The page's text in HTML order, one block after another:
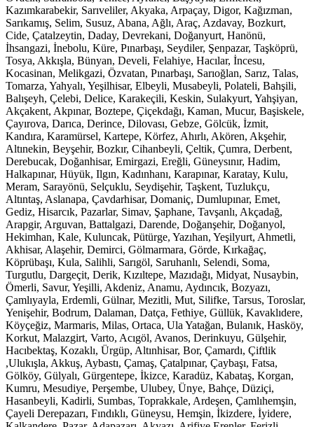
Kazımkarabekir, Sarıveliler, Akyaka, Arpaçay, Digor, Kağızman,
Sarıkamış, Selim, Susuz, Abana, Ağlı, Araç, Azdavay, Bozkurt,
Cide, Çatalzeytin, Daday, Devrekani, Doğanyurt, Hanönü,
İhsangazi, İnebolu, Küre, Pınarbaşı, Seydiler, Şenpazar, Taşköprü,
Tosya, Akkışla, Bünyan, Develi, Felahiye, Hacılar, İncesu,
Kocasinan, Melikgazi, Özvatan, Pınarbaşı, Sarıoğlan, Sarız, Talas,
Tomarza, Yahyalı, Yeşilhisar, Elbeyli, Musabeyli, Polateli, Bahşili,
Balışeyh, Çelebi, Delice, Karakeçili, Keskin, Sulakyurt, Yahşiyan,
Akçakent, Akpınar, Boztepe, Çiçekdağı, Kaman, Mucur, Başiskele,
Çayırova, Darıca, Derince, Dilovası, Gebze, Gölcük, İzmit,
Kandıra, Karamürsel, Kartepe, Körfez, Ahırlı, Akören, Akşehir,
Altınekin, Beyşehir, Bozkır, Cihanbeyli, Çeltik, Çumra, Derbent,
Derebucak, Doğanhisar, Emirgazi, Ereğli, Güneysınır, Hadim,
Halkapınar, Hüyük, Ilgın, Kadınhanı, Karapınar, Karatay, Kulu,
Meram, Sarayönü, Selçuklu, Seydişehir, Taşkent, Tuzlukçu,
Altıntaş, Aslanapa, Çavdarhisar, Domaniç, Dumlupınar, Emet,
Gediz, Hisarcık, Pazarlar, Simav, Şaphane, Tavşanlı, Akçadağ,
Arapgir, Arguvan, Battalgazi, Darende, Doğanşehir, Doğanyol,
Hekimhan, Kale, Kuluncak, Pütürge, Yazıhan, Yeşilyurt, Ahmetli,
Akhisar, Alaşehir, Demirci, Gölmarmara, Görde, Kırkağaç,
Köprübaşı, Kula, Salihli, Sarıgöl, Saruhanlı, Selendi, Soma,
Turgutlu, Dargeçit, Derik, Kızıltepe, Mazıdağı, Midyat, Nusaybin,
Ömerli, Savur, Yeşilli, Akdeniz, Anamu, Aydıncık, Bozyazı,
Çamlıyayla, Erdemli, Gülnar, Mezitli, Mut, Silifke, Tarsus, Toroslar,
Yenişehir, Bodrum, Dalaman, Datça, Fethiye, Güllük, Kavaklıdere,
Köyçeğiz, Marmaris, Milas, Ortaca, Ula Yatağan, Bulanık, Hasköy,
Korkut, Malazgirt, Varto, Acıgöl, Avanos, Derinkuyu, Gülşehir,
Hacıbektaş, Kozaklı, Ürgüp, Altınhisar, Bor, Çamardı, Çiftlik
,Ulukışla, Akkuş, Aybastı, Çamaş, Çatalpınar, Çaybaşı, Fatsa,
Gölköy, Gülyalı, Gürgentepe, İkizce, Karadüz, Kabataş, Korgan,
Kumru, Mesudiye, Perşembe, Ulubey, Ünye, Bahçe, Düziçi,
Hasanbeyli, Kadirli, Sumbas, Toprakkale, Ardeşen, Çamlıhemşin,
Çayeli Derepazarı, Fındıklı, Güneysu, Hemşin, İkizdere, İyidere,